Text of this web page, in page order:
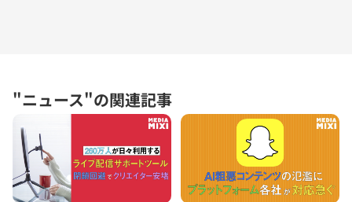
"ニュース"の関連記事